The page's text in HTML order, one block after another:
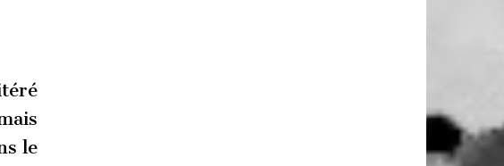
le